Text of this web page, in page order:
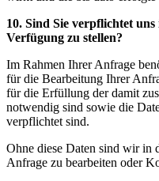
10. Sind Sie verpflichtet
Verfügung zu stellen?
Im Rahmen Ihrer Anfrage
für die Bearbeitung Ihrer
für die Erfüllung der damit
notwendig sind sowie die
verpflichtet sind.
Ohne diese Daten sind wir in
Anfrage zu bearbeiten oder